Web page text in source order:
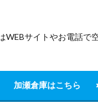
WEBサイトやお電話で
加瀬倉庫はこちら